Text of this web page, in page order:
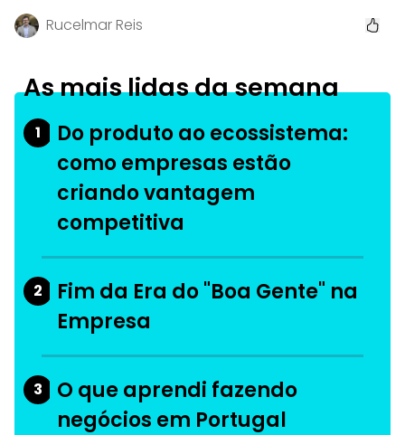
Rucelmar Reis
As mais lidas da semana
1
Do produto ao ecossistema:
como empresas estão
criando vantagem
competitiva
2
Fim da Era do "Boa Gente" na
Empresa
3
O que aprendi fazendo
negócios em Portugal